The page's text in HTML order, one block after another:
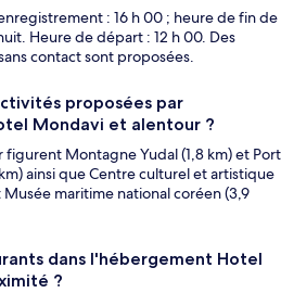
: 16 h 00 ; heure de fin de
Heure de départ : 12 h 00. Des
contact sont proposées.
proposées par
Mondavi et alentour ?
figurent Montagne Yudal (1,8 km) et Port
ainsi que Centre culturel et artistique
maritime national coréen (3,9
dans l'hébergement Hotel
?